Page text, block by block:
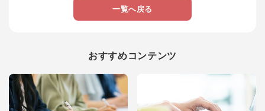
一覧へ戻る
おすすめコンテンツ